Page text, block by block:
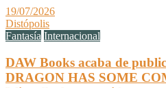
19/07/2026
Distópolis
Fantasía Internacional
DAW Books acaba de
DRAGON HAS SOME